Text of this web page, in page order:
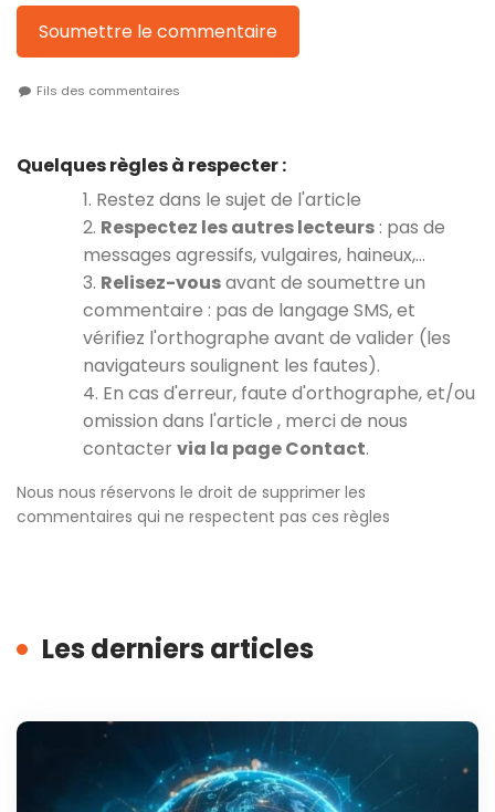
Soumettre le commentaire
Fils des commentaires
Quelques règles à respecter :
1. Restez dans le sujet de l'article
2. Respectez les autres lecteurs : pas de
messages agressifs, vulgaires, haineux,…
3. Relisez-vousavant de soumettre un
commentaire : pas de langage SMS, et
vérifiez l'orthographe avant de valider (les
navigateurs soulignent les fautes).
4. En cas d'erreur, faute d'orthographe, et/ou
omission dans l'article , merci de nous
contacter via la page Contact.
Nous nous réservons le droit de supprimer les
commentaires qui ne respectent pas ces règles
Les derniers articles